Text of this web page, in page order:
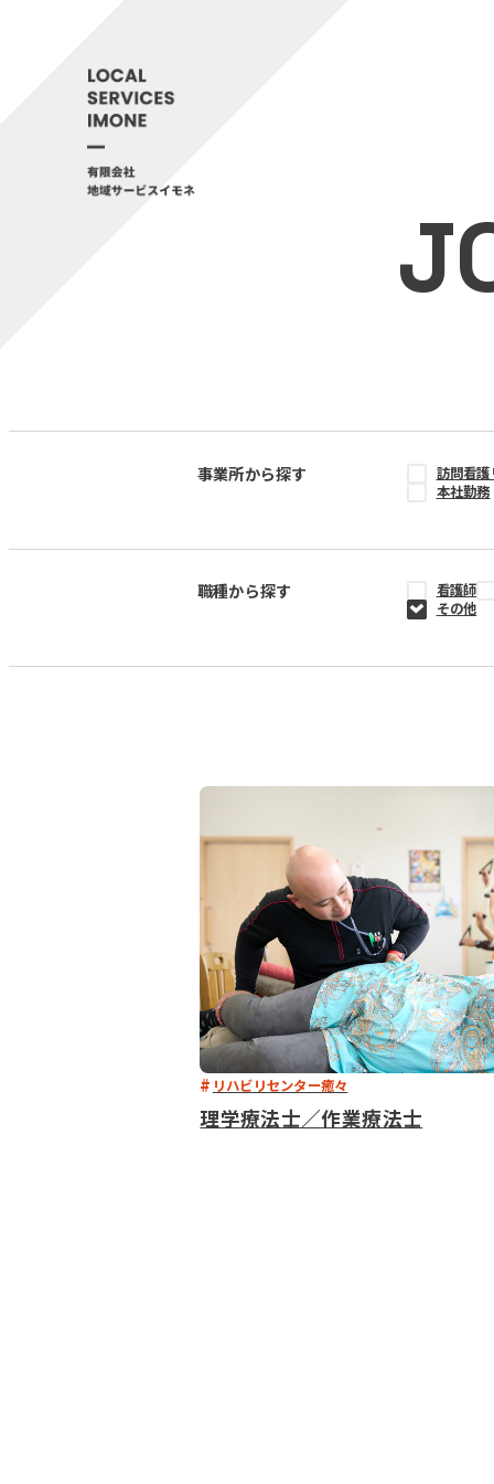
事業所から探す
訪問看
本社勤務
職種から探す
看護師
その他
リハビリセンター癒々
理学療法士／作業療法士